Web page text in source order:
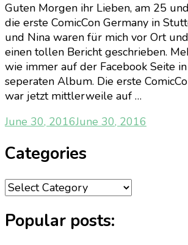
Guten Morgen ihr Lieben, am 25
die erste ComicCon Germany in
und Nina waren für mich vor Ort
einen tollen Bericht geschrieben.
wie immer auf der Facebook Seite
seperaten Album. Die erste
war jetzt mittlerweile auf …
June 30, 2016June 30, 2016
Categories
Categories
Popular posts: